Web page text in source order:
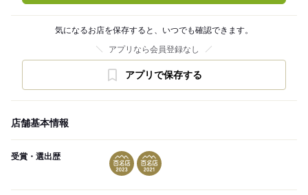
気になるお店を保存すると、いつでも確認できます。
アプリなら会員登録なし
アプリで保存する
店舗基本情報
受賞・選出歴